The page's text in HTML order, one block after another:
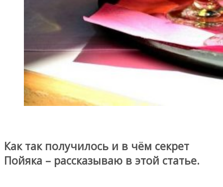
Как так получилось и в чём секрет
Пойяка – рассказываю в этой статье.